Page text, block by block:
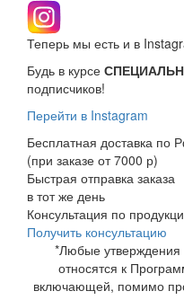
Теперь мы есть и в
Будь в курсе
подписчиков!
Перейти в Instagram
Бесплатная доставка по
(при заказе от 7000 р)
Быстрая отправка заказа
в тот же день
Консультация по
Получить консультацию
*Любые утверждения
относятся к
включающей, помимо